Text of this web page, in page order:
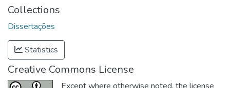
Collections
Dissertações
Statistics
Creative Commons License